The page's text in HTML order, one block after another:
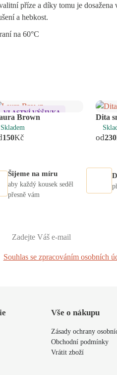
příze a díky tomu je dosažena
a hebkost.
na 60°C
VLASTNÍ VÝŠIVKA
Brown
Skladem
150Kč
Dita
od230
Šijeme na míru
aby každý kousek seděl
přesně vám
Souhlas se zpracováním osobních
Vše o nákupu
Zásady ochrany
Obchodní podmínky
Vrátit zboží